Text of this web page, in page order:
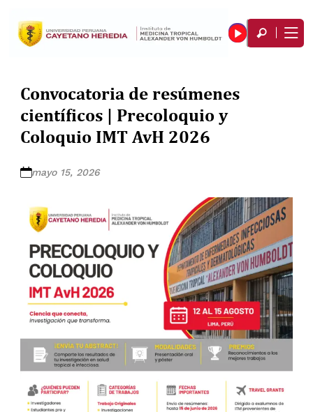
Convocatoria de resúmenes
científicos | Precoloquio y
Coloquio IMT AvH 2026
mayo 15, 2026